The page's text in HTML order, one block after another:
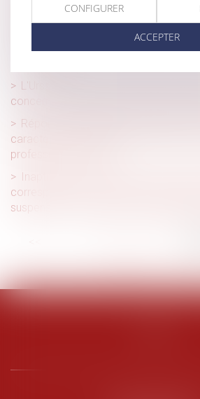
Salarié itinérant et rémunération du
déplacement entre deux clients
Sous-traitance : des risques
L'Urssaf notifie les effectifs
concernés de déclarer la CSA pour
Réponse minimaliste du ministère de
caractère universel du transfert
professionnel (TUPP)
Inaptitude : l’employeur doit verser le
correspondant à l’emploi occupé par
suspension du contrat, sans déduction
136 ... > >>
CONFIGURER
ACCEPTER